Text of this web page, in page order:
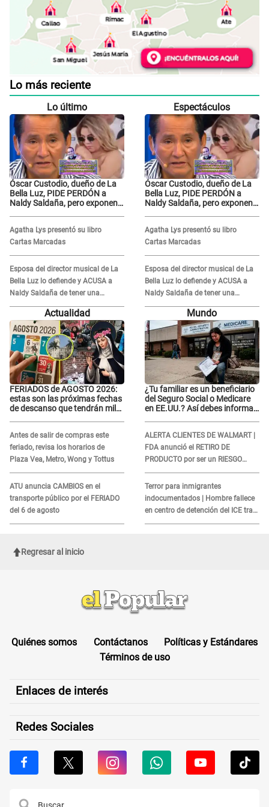
Lo más reciente
Lo último
Óscar Custodio, dueño de La
Bella Luz, PIDE PERDÓN a
Naldy Saldaña, pero exponen
grabar"
Agatha Lys presentó su libro
Cartas Marcadas
Esposa del director musical de La
Bella Luz lo defiende y ACUSA a
Naldy Saldaña de tener una
relación con él y otros integrantes
Espectáculos
Óscar Custodio, dueño de La
Bella Luz, PIDE PERDÓN a
Naldy Saldaña, pero exponen
grabar"
Agatha Lys presentó su libro
Cartas Marcadas
Esposa del director musical de La
Bella Luz lo defiende y ACUSA a
Naldy Saldaña de tener una
relación con él y otros integrantes
Actualidad
FERIADOS de AGOSTO 2026:
estas son las próximas fechas
de descanso que tendrán miles
Antes de salir de compras este
feriado, revisa los horarios de
Plaza Vea, Metro, Wong y Tottus
ATU anuncia CAMBIOS en el
transporte público por el FERIADO
del 6 de agosto
Mundo
¿Tu familiar es un beneficiario
del Seguro Social o Medicare
en EE.UU.? Así debes informar
ALERTA CLIENTES DE WALMART |
FDA anunció el RETIRO DE
PRODUCTO por ser un RIESGO
MORTAL para consumidores: ¿Cuál
es?
Terror para inmigrantes
indocumentados | Hombre fallece
en centro de detención del ICE tras
sufrir una "emergencia médica"
Regresar al inicio
Quiénes somos Contáctanos
Políticas y Estándares
Términos de uso
Enlaces de interés
Redes Sociales